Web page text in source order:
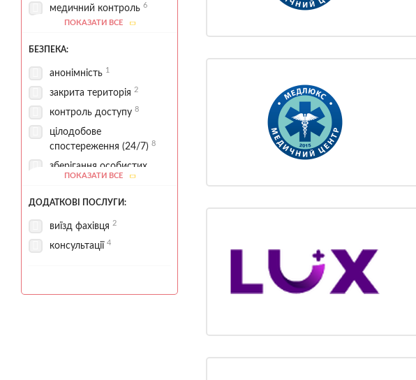
психологічна діагностика
екстрена наркологічна
медичний контроль 6
медичний супровід
мотиваційна підтримка
психологічна підтримка
ПОКАЗАТИ ВСЕ
БЕЗПЕКА:
анонімність 1
закрита територія 2
контроль доступу 8
цілодобове
спостереження (24/7) 8
зберігання особистих
речей6
ПОКАЗАТИ ВСЕ
ДОДАТКОВІ ПОСЛУГИ:
виїзд фахівця 2
консультації 4